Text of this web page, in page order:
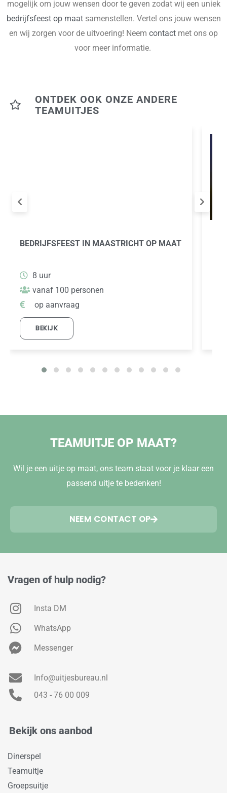
mogelijk om jouw wensen door te geven zodat wij een uniek
bedrijfsfeest op maatsamenstellen. Vertel ons jouw wensen
en wij zorgen voor de uitvoering! Neem contact met ons op
voor meer informatie.
ONTDEK OOK ONZE ANDERE
TEAMUITJES
BEDRIJFSFEEST IN MAASTRICHT OP MAAT
8 uur
vanaf 100 personen
op aanvraag
BEKIJK
TEAMUITJE OP MAAT?
Wil je een uitje op maat, ons team staat voor je klaar een
passend uitje te bedenken!
NEEM CONTACT OP
Vragen of hulp nodig?
Insta DM
WhatsApp
Messenger
Info@uitjesbureau.nl
043 - 76 00 009
Bekijk ons aanbod
Dinerspel
Teamuitje
Groepsuitje